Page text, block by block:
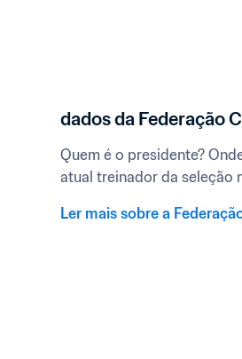
dados da Federação
Quem é o presidente?
atual treinador da seleção
Ler mais sobre a